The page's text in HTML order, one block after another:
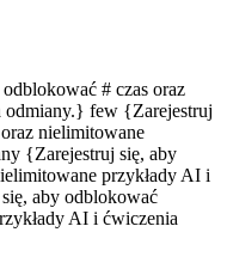
# czas oraz
odmiany.} few {Zarejestruj
nielimitowane
{Zarejestruj się, aby
przykłady AI i
aby odblokować
AI i ćwiczenia